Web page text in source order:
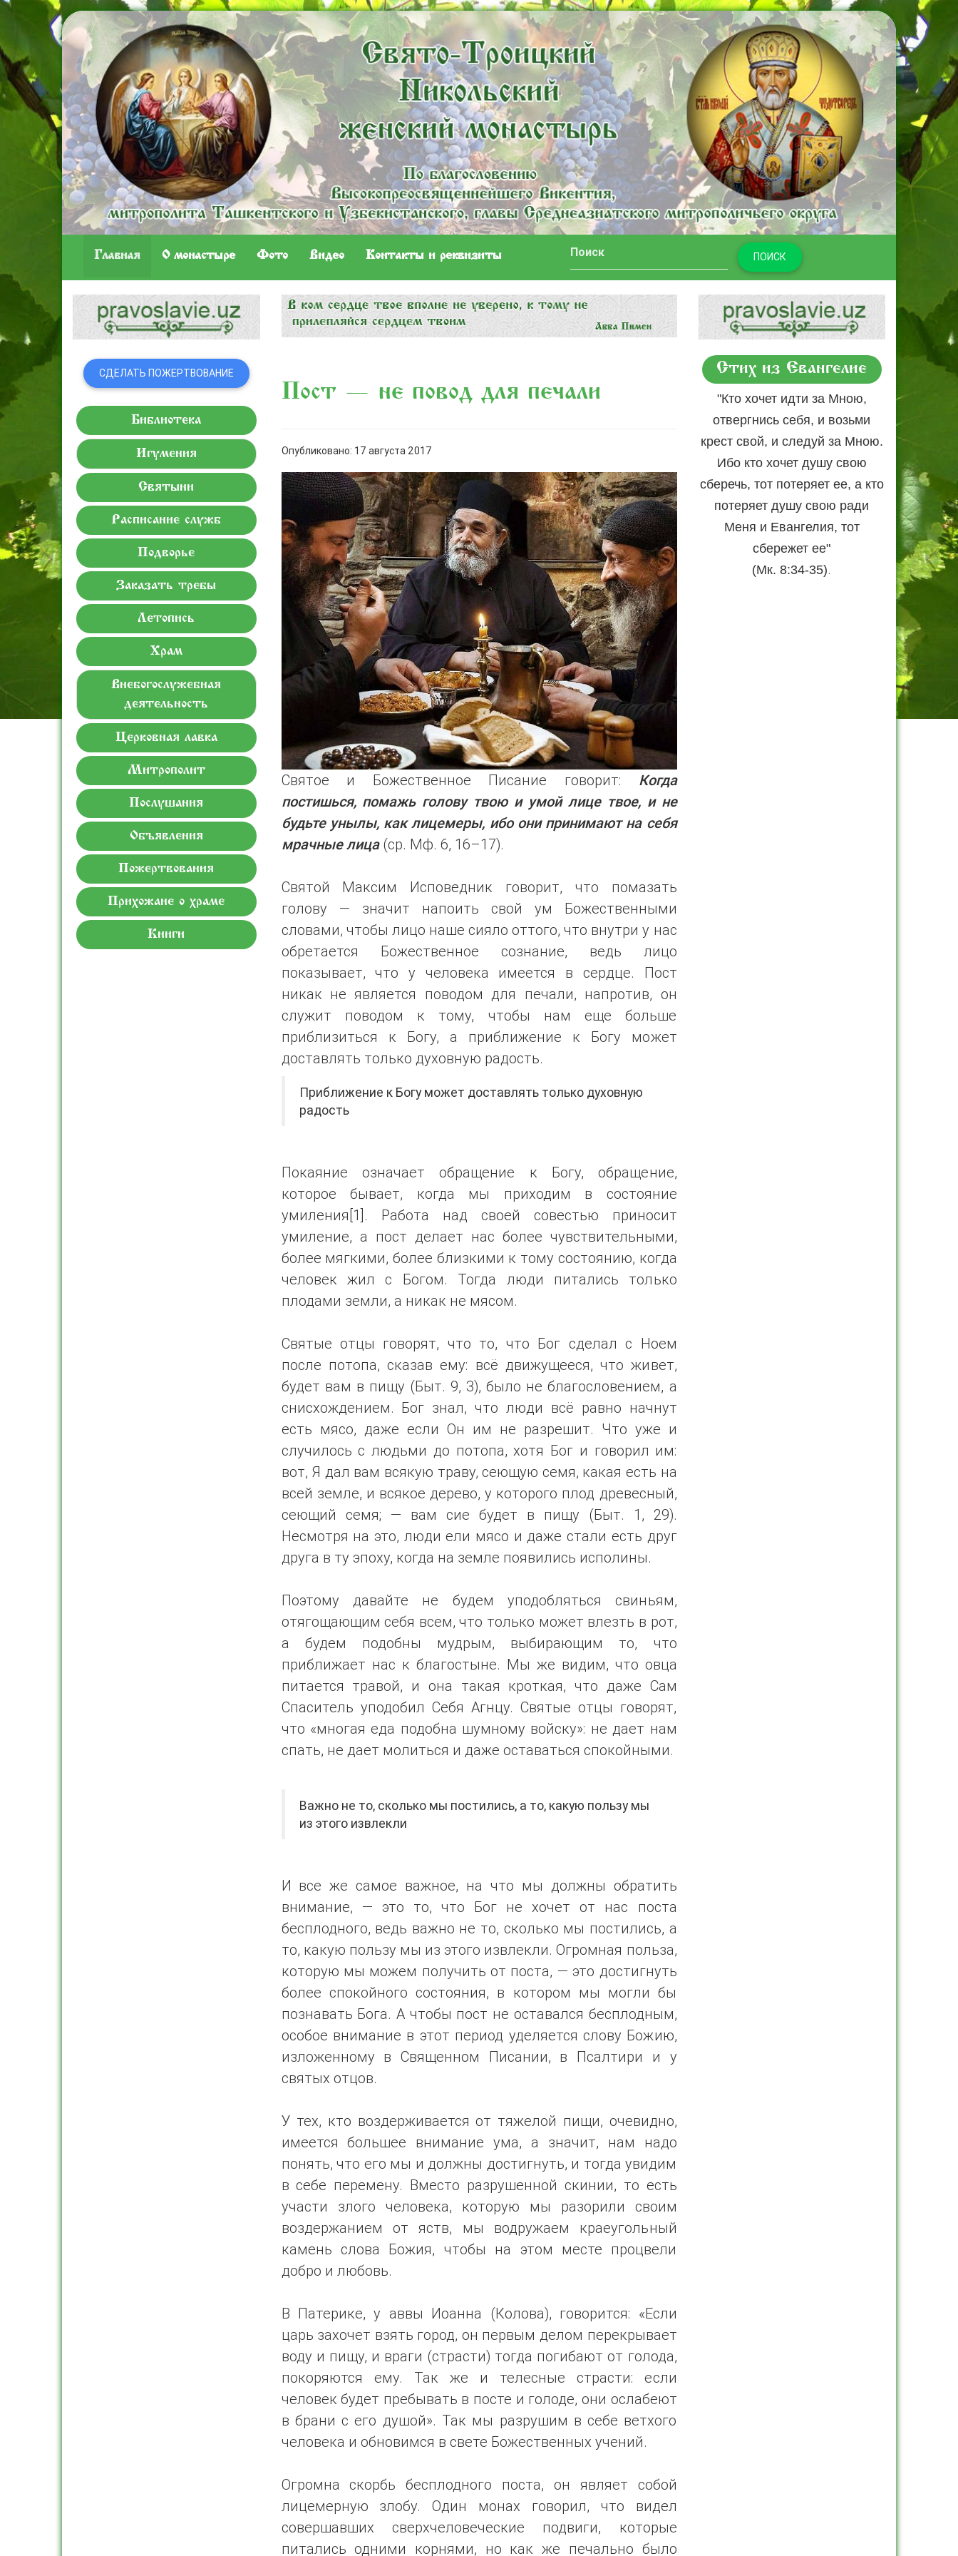
Главная O монастыре Фото Видео Контакты и реквизиты ПОИСК
СДЕЛАТЬ ПОЖЕРТВОВАНИЕ
Библиотека
Игумения
Святыни
Расписание служб
Подворье
Заказать требы
Летопись
Храм
Внебогослужебная
деятельность
Церковная лавка
Митрополит
Послушания
Объявления
Пожертвования
Прихожане о храме
Книги
Пост — не повод для печали
Опубликовано: 17 августа 2017
Святое и Божественное Писание говорит: Когда
постишься, помажь голову твою и умой лице твое, и не
будьте унылы, как лицемеры, ибо они принимают на себя
мрачные лица(ср. Мф. 6, 16–17).
Святой Максим Исповедник говорит, что помазать
голову — значит напоить свой ум Божественными
словами, чтобы лицо наше сияло оттого, что внутри у нас
обретается Божественное сознание, ведь лицо
показывает, что у человека имеется в сердце. Пост
никак не является поводом для печали, напротив, он
служит поводом к тому, чтобы нам еще больше
приблизиться к Богу, а приближение к Богу может
доставлять только духовную радость.
Приближение к Богу может доставлять только духовную
радость
Покаяние означает обращение к Богу, обращение,
которое бывает, когда мы приходим в состояние
умиления[1]. Работа над своей совестью приносит
умиление, а пост делает нас более чувствительными,
более мягкими, более близкими к тому состоянию, когда
человек жил с Богом. Тогда люди питались только
плодами земли, а никак не мясом.
Святые отцы говорят, что то, что Бог сделал с Ноем
после потопа, сказав ему: всё движущееся, что живет,
будет вам в пищу (Быт. 9, 3), было не благословением, а
снисхождением. Бог знал, что люди всё равно начнут
есть мясо, даже если Он им не разрешит. Что уже и
случилось с людьми до потопа, хотя Бог и говорил им:
вот, Я дал вам всякую траву, сеющую семя, какая есть на
всей земле, и всякое дерево, у которого плод древесный,
сеющий семя; — вам сие будет в пищу (Быт. 1, 29).
Несмотря на это, люди ели мясо и даже стали есть друг
друга в ту эпоху, когда на земле появились исполины.
Поэтому давайте не будем уподобляться свиньям,
отягощающим себя всем, что только может влезть в рот,
а будем подобны мудрым, выбирающим то, что
приближает нас к благостыне. Мы же видим, что овца
питается травой, и она такая кроткая, что даже Сам
Спаситель уподобил Себя Агнцу. Святые отцы говорят,
что «многая еда подобна шумному войску»: не дает нам
спать, не дает молиться и даже оставаться спокойными.
Важно не то, сколько мы постились, а то, какую пользу мы
из этого извлекли
И все же самое важное, на что мы должны обратить
внимание, — это то, что Бог не хочет от нас поста
бесплодного, ведь важно не то, сколько мы постились, а
то, какую пользу мы из этого извлекли. Огромная польза,
которую мы можем получить от поста, — это достигнуть
более спокойного состояния, в котором мы могли бы
познавать Бога. А чтобы пост не оставался бесплодным,
особое внимание в этот период уделяется слову Божию,
изложенному в Священном Писании, в Псалтири и у
святых отцов.
У тех, кто воздерживается от тяжелой пищи, очевидно,
имеется большее внимание ума, а значит, нам надо
понять, что его мы и должны достигнуть, и тогда увидим
в себе перемену. Вместо разрушенной скинии, то есть
участи злого человека, которую мы разорили своим
воздержанием от яств, мы водружаем краеугольный
камень слова Божия, чтобы на этом месте процвели
добро и любовь.
В Патерике, у аввы Иоанна (Колова), говорится: «Если
царь захочет взять город, он первым делом перекрывает
воду и пищу, и враги (страсти) тогда погибают от голода,
покоряются ему. Так же и телесные страсти: если
человек будет пребывать в посте и голоде, они ослабеют
в брани с его душой». Так мы разрушим в себе ветхого
человека и обновимся в свете Божественных учений.
Огромна скорбь бесплодного поста, он являет собой
лицемерную злобу. Один монах говорил, что видел
совершавших сверхчеловеческие подвиги, которые
питались одними корнями, но как же печально было
Стих из Евангелие
"Кто хочет идти за Мною,
отвергнись себя, и возьми
крест свой, и следуй за Мною.
Ибо кто хочет душу свою
сберечь, тот потеряет ее, а кто
потеряет душу свою ради
Меня и Евангелия, тот
сбережет ее"
(Мк. 8:34-35).